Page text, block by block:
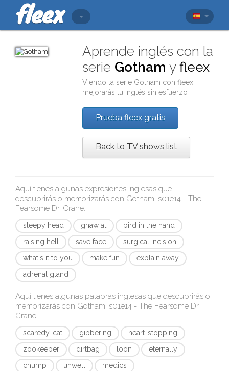
Aprende inglés con la
serie Gotham yfleex
Viendo la serie Gotham confleex
mejorarás tu inglés sin esfuerzo
Prueba fleex gratis
Back to TV shows list
Aquí tienes algunas expresiones inglesas que
descubrirás o memorizarás con Gotham, s01e14 - The
Fearsome Dr. Crane:
sleepy head gnaw at
bird in the hand
raising hell
save face
surgical incision
what's it to you
make fun
explain away
adrenal gland
Aquí tienes algunas palabras inglesas que descubrirás o
memorizarás con Gotham, s01e14 - The Fearsome Dr.
Crane:
scaredy-cat gibbering
heart-stopping
zookeeper
dirtbag loon
eternally
chump
unwell medics